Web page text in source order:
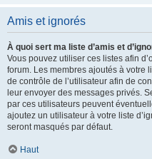
Amis et ignorés
À quoi sert ma liste d’amis et
Vous pouvez utiliser ces listes afin
forum. Les membres ajoutés à votre
de contrôle de l’utilisateur afin de
leur envoyer des messages privés.
par ces utilisateurs peuvent
ajoutez un utilisateur à votre liste
seront masqués par défaut.
Haut